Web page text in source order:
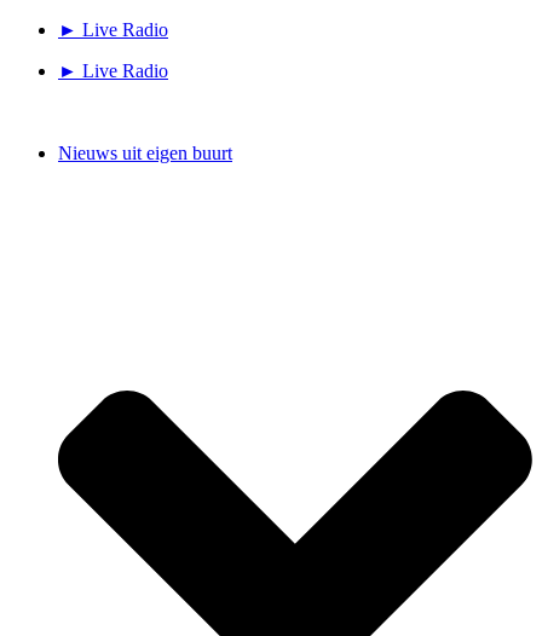
► Live Radio
► Live Radio
Nieuws uit eigen buurt